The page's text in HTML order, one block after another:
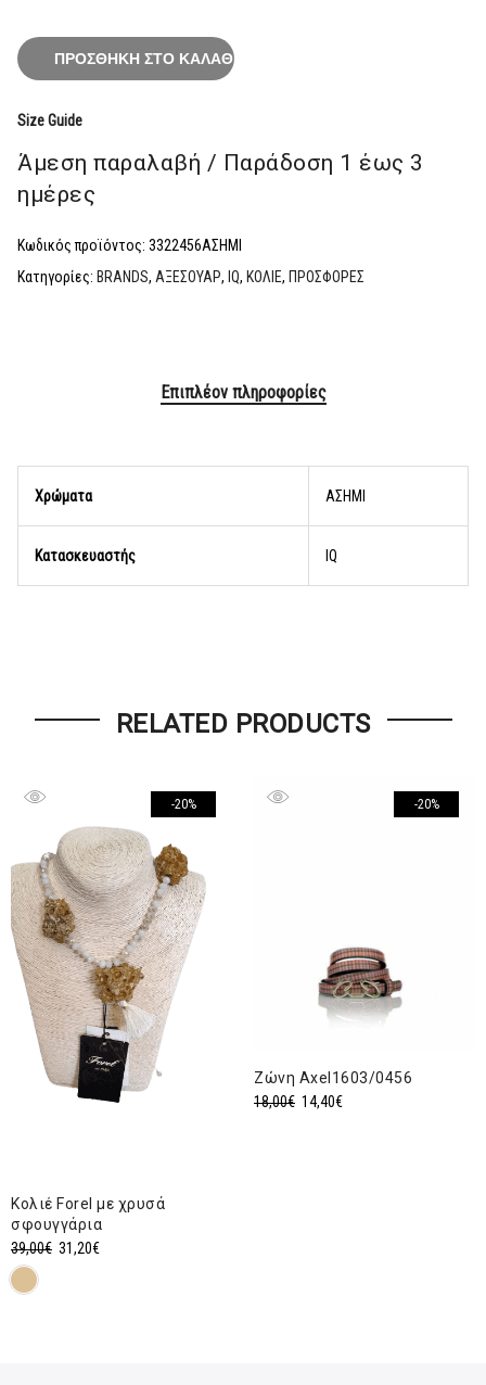
ΠΡΟΣΘΉΚΗ ΣΤΟ ΚΑΛΆΘΙ
Size Guide
Άμεση παραλαβή / Παράδoση 1 έως 3
ημέρες
Κωδικός προϊόντος: 3322456ΑΣΗΜΙ
Κατηγορίες: BRANDS, ΑΞΕΣΟΥΑΡ, ΙQ, ΚΟΛΙΕ, ΠΡΟΣΦΟΡΕΣ
Επιπλέον πληροφορίες
Χρώματα AΣΗΜΙ
Κατασκευαστής lQ
RELATED PRODUCTS
-20%
Κολιέ Forel με χρυσά
σφουγγάρια
39,00€ Original
31,20€Η
-20%
Ζώνη Αxel1603/0456
18,00€ Original
14,40€Η